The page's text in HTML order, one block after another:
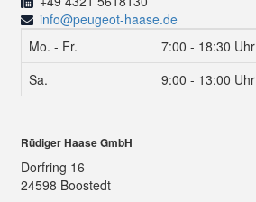
info@peugeot-haase.de
Mo. - Fr.
7:00 - 18:30 Uhr
Sa.
9:00 - 13:00 Uhr
Rüdiger Haase GmbH
Dorfring 16
24598 Boostedt